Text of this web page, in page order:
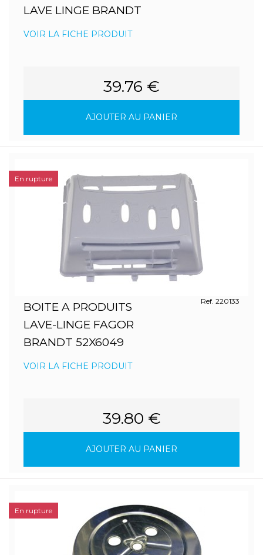
LAVE LINGE BRANDT
VOIR LA FICHE PRODUIT
39.76 €
AJOUTER AU PANIER
BOITE A PRODUITS
LAVE-LINGE FAGOR
BRANDT 52X6049
Ref. 220133
VOIR LA FICHE PRODUIT
39.80 €
AJOUTER AU PANIER
En rupture
En rupture